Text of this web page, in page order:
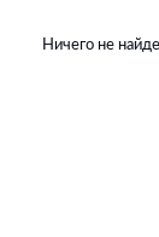
Ничего не